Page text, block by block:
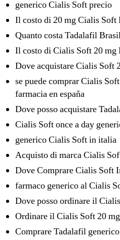
generico Cialis Soft precio
Il costo di 20 mg Cialis Soft
Quanto costa Tadalafil
Il costo di Cialis Soft 20 mg
Dove acquistare Cialis Soft
se puede comprar Cialis
farmacia en españa
Dove posso acquistare
Cialis Soft once a day
generico Cialis Soft in italia
Acquisto di marca Cialis
Dove Comprare Cialis Soft
farmaco generico al Cialis
Dove posso ordinare il
Ordinare il Cialis Soft 20
Comprare Tadalafil